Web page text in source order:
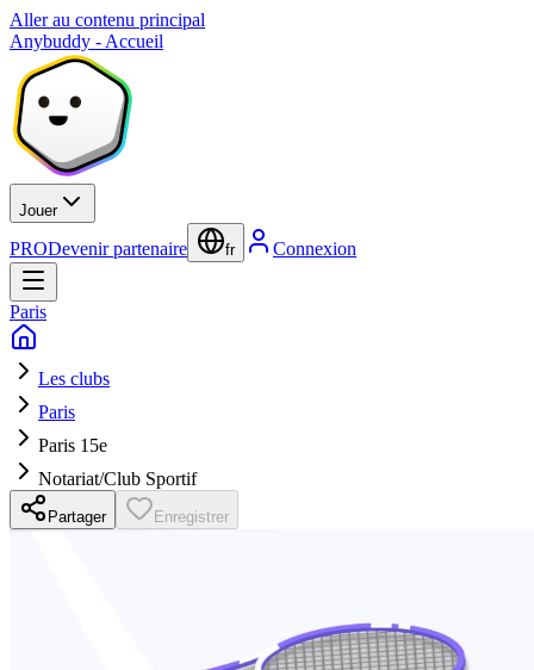
Aller au contenu principal
Anybuddy - Accueil
Jouer
PRODevenir partenaire fr Connexion
Paris
Les clubs
Paris
Paris 15e
Notariat/Club Sportif
Partager Enregistrer